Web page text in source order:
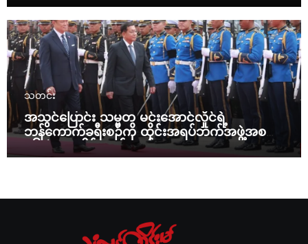
သတင်း
အသွင်ပြောင်း သမ္မတ မင်းအောင်လှိုင်ရဲ့
ဘန်ကောက်ခရီးစဉ်ကို ထိုင်းအရပ်ဘက်အဖွဲ့အစည်း
၁၆ ဖွဲ့ ပူးပေါင်း ကန့်ကွက်